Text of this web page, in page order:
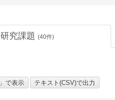
研究課題 (40件)